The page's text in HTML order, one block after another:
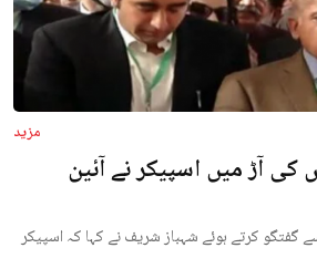
مزید
آڑ میں اسپیکر نے آئین
گفتگو کرتے ہوئے شہباز شریف نے کہا کہ اسپیکر